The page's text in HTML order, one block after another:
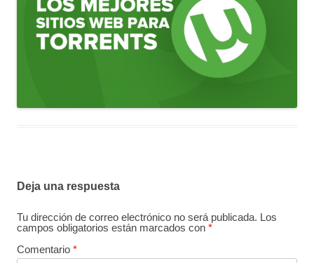
Deja una respuesta
Tu dirección de correo electrónico no será publicada. Los
campos obligatorios están marcados con *
Comentario *